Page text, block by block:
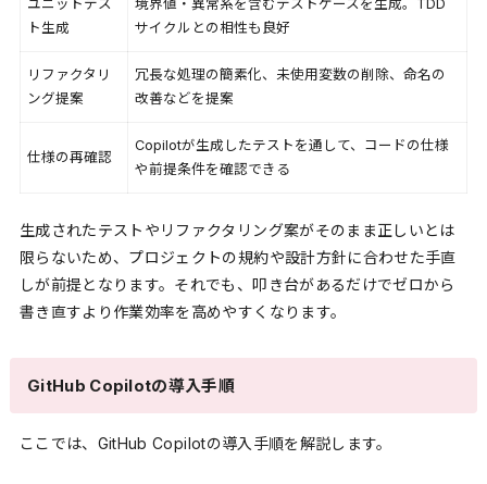
ユニットテス
ト生成
境界値・異常系を含むテストケースを生成。TDD
サイクルとの相性も良好
リファクタリ
ング提案
冗長な処理の簡素化、未使用変数の削除、命名の
改善などを提案
仕様の再確認
Copilotが生成したテストを通して、コードの仕様
や前提条件を確認できる
生成されたテストやリファクタリング案がそのまま正しいとは
限らないため、プロジェクトの規約や設計方針に合わせた手直
しが前提となります。それでも、叩き台があるだけでゼロから
書き直すより作業効率を高めやすくなります。
GitHub Copilotの導入手順
ここでは、GitHub Copilotの導入手順を解説します。